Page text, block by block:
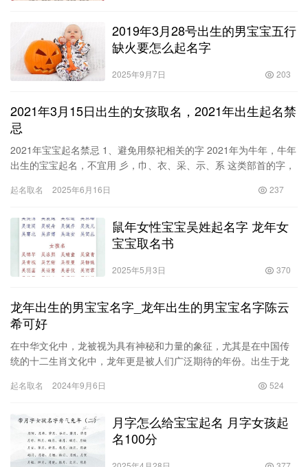
2019年3月28号出生的男宝宝五行
缺火要怎么起名字
2025年9月7日 203
2021年3月15日出生的女孩取名，2021年出生起名禁
忌
2021年宝宝起名禁忌 1、避免用祭祀相关的字 2021年为牛年，牛年
出生的宝宝起名，不宜用 彡，巾、衣、采、示、系 这类部首的字，
起名取名 2025年6月16日 237
鼠年女性宝宝吴姓起名字 龙年女
宝宝取名书
2025年5月3日 370
龙年出生的男宝宝名字_龙年出生的男宝宝名字陈云
希可好
在中华文化中，龙被视为具有神秘和力量的象征，尤其是在中国传
统的十二生肖文化中，龙年更是被人们广泛期待的年份。出生于龙
上，家…
起名取名 2024年9月6日 524
月字怎么给宝宝起名 月字女孩起
名100分